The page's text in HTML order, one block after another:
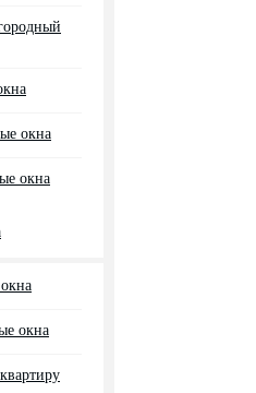
окна
окна
окна